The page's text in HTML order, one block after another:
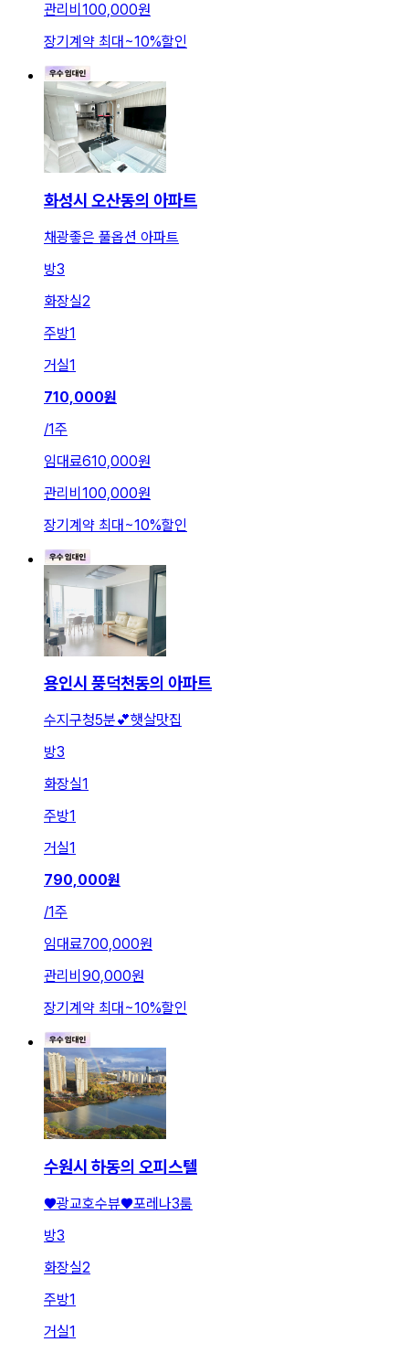
관리비 100,000원
장기계약 최대 ~10%할인
화성시 오산동의 아파트
채광좋은 풀옵션 아파트
방3
화장실2
주방1
거실1
710,000원
/1주
임대료610,000원
관리비 100,000원
장기계약 최대~10%할인
용인시 풍덕천동의 아파트
수지구청5분💕햇살맛집
방3
화장실1
주방1
거실1
790,000원
/1주
임대료700,000원
관리비 90,000원
장기계약 최대 ~10%할인
수원시 하동의 오피스텔
♥️광교호수뷰♥️포레나3룸
방3
화장실2
주방1
거실1